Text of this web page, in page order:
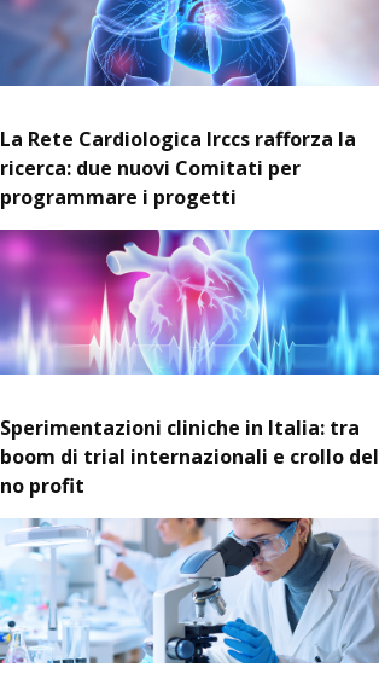
La Rete Cardiologica Irccs rafforza la
ricerca: due nuovi Comitati per
programmare i progetti
Sperimentazioni cliniche in Italia: tra
boom di trial internazionali e crollo del
no profit